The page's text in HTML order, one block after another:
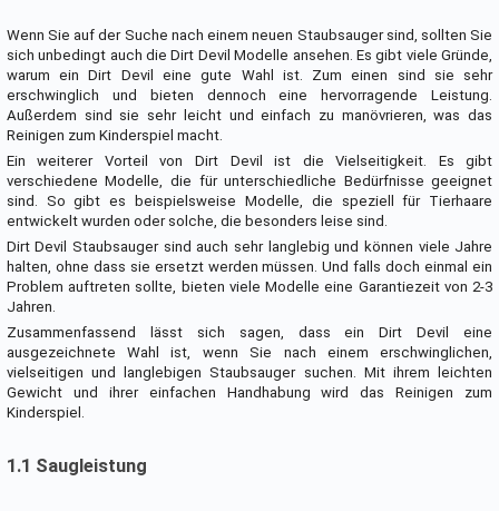
Wenn Sie auf der Suche nach einem neuen Staubsauger sind, sollten Sie
sich unbedingt auch die Dirt Devil Modelle ansehen. Es gibt viele Gründe,
warum ein Dirt Devil eine gute Wahl ist. Zum einen sind sie sehr
erschwinglich und bieten dennoch eine hervorragende Leistung.
Außerdem sind sie sehr leicht und einfach zu manövrieren, was das
Reinigen zum Kinderspiel macht.
Ein weiterer Vorteil von Dirt Devil ist die Vielseitigkeit. Es gibt
verschiedene Modelle, die für unterschiedliche Bedürfnisse geeignet
sind. So gibt es beispielsweise Modelle, die speziell für Tierhaare
entwickelt wurden oder solche, die besonders leise sind.
Dirt Devil Staubsauger sind auch sehr langlebig und können viele Jahre
halten, ohne dass sie ersetzt werden müssen. Und falls doch einmal ein
Problem auftreten sollte, bieten viele Modelle eine Garantiezeit von 2-3
Jahren.
Zusammenfassend lässt sich sagen, dass ein Dirt Devil eine
ausgezeichnete Wahl ist, wenn Sie nach einem erschwinglichen,
vielseitigen und langlebigen Staubsauger suchen. Mit ihrem leichten
Gewicht und ihrer einfachen Handhabung wird das Reinigen zum
Kinderspiel.
1.1 Saugleistung